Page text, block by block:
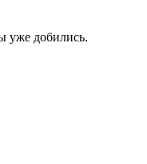
уже добились.